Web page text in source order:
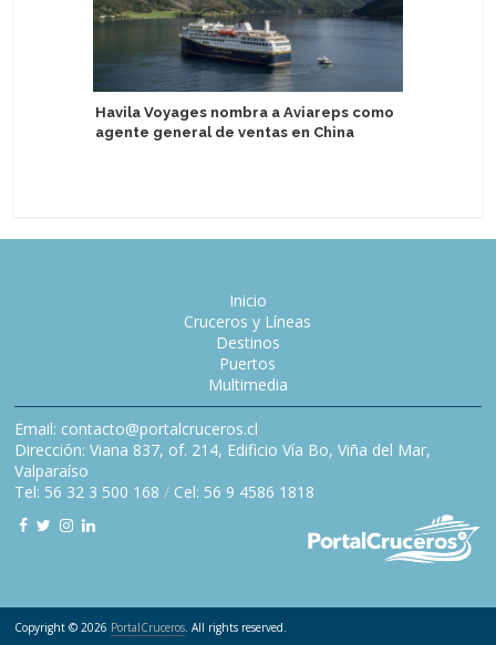
Havila Voyages nombra a Aviareps como
agente general de ventas en China
Inicio
Cruceros y Líneas
Destinos
Puertos
Multimedia
Email: contacto@portalcruceros.cl
Dirección: Viana 837, of. 214, Edificio Vía Bo, Viña del Mar,
Valparaíso
Tel: 56 32 3 500 168 / Cel: 56 9 4586 1818
Copyright © 2026 PortalCruceros. All rights reserved.